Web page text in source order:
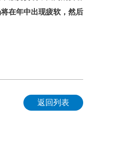
在年中出现疲软，然后
返回列表